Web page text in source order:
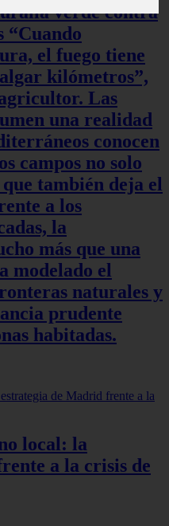
verde contra
“Cuando
el fuego tiene
kilómetros”,
Las
una realidad
conocen
campos no solo
también deja el
a los
la
más que una
modelado el
naturales y
prudente
habitadas.
local: la
a la crisis de